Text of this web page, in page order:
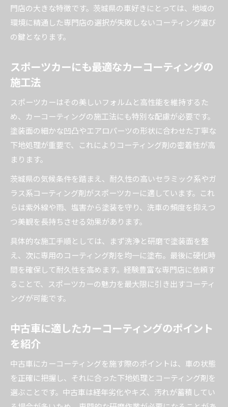
カーコーティング専門店で受けられるサービス
比較
日常使いの車におすすめのメンテナンス方法
カーコーティング施工後に守りたいお手入れポ
中古車でも実感できるカーコーティングの効果
持続術
スポーツカーの艶を長持ちさせる維持方法
カーセンサー掲載車の美観を保つためのコツ
グ効果
日常使いに強いコーティングメンテナンス法
通勤や買い物でも輝くカーコーティングの秘訣
術
スポーツカーでも安心なコーティング維持テク
ニック
カーコーティング効果を高める洗車グッズの選
び方
日常の汚れから守るカーコーティングメンテナ
ンス
中古車選びと同時に考える美観維持のポイント
カーセンサー活用とカーコーティングで美観両
立
中古車購入時に注目したいコーティングの効果
門店の大きな特徴です。茨城県の車好きにとっては、地域の
環境に精通した専門店の選択が失敗しないコーティング選び
の鍵となります。
スポーツカーにも最適なカーコーティングの
施工法
スポーツカーはその美しいフォルムと高性能を維持するた
め、カーコーティングの施工法にも特別な配慮が必要です。
塗装面の細かな凹凸やエアロパーツの形状に合わせた丁寧な
下地処理が重要で、これによりコーティング剤の密着性が高
まります。
茨城県の気候条件を踏まえ、耐久性の高いセラミック系やガ
ラス系コーティング剤がスポーツカーに適しています。これ
らは紫外線や雨、塩害から塗装を守り、洗車の頻度を抑えつ
つ美観を長持ちさせる効果があります。
具体的な施工手順としては、まず洗浄と研磨で塗装面を整
え、次に専用のコーティング剤を均一に塗布。最後に硬化時
間を確保して耐久性を高めます。経験豊富な専門店に依頼す
ることで、スポーツカーの魅力を最大限に引き出すコーティ
ングが可能です。
中古車に適したカーコーティングのポイント
を紹介
中古車にカーコーティングを施す際のポイントは、車の状態
を正確に把握し、それに合った下地処理とコーティング剤を
選ぶことです。中古車は経年劣化やキズ、汚れが蓄積してい